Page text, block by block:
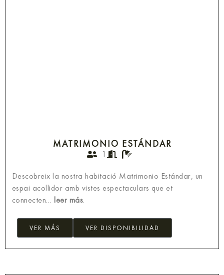
MATRIMONIO ESTÁNDAR
1
Descobreix la nostra habitació Matrimonio Estándar, un
espai acollidor amb vistes espectaculars que et
connecten…leer más.
VER MÁS VER DISPONIBILIDAD